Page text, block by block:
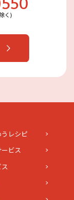
く)
レシピ
ビス